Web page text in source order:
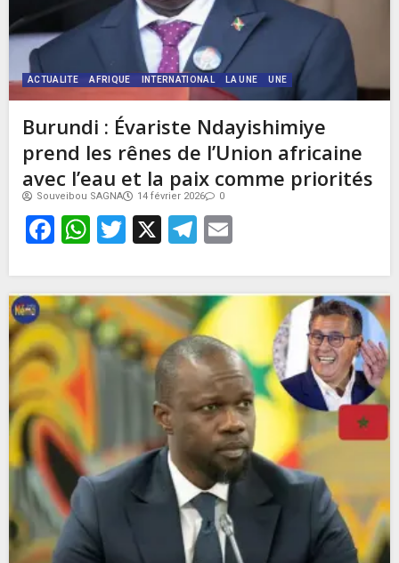
ACTUALITE AFRIQUE INTERNATIONAL LA UNE UNE
Burundi : Évariste Ndayishimiye
prend les rênes de l’Union africaine
avec l’eau et la paix comme priorités
Souveibou SAGNA 14 février 2026 0
Facebook
WhatsApp
Twitter
X Telegram